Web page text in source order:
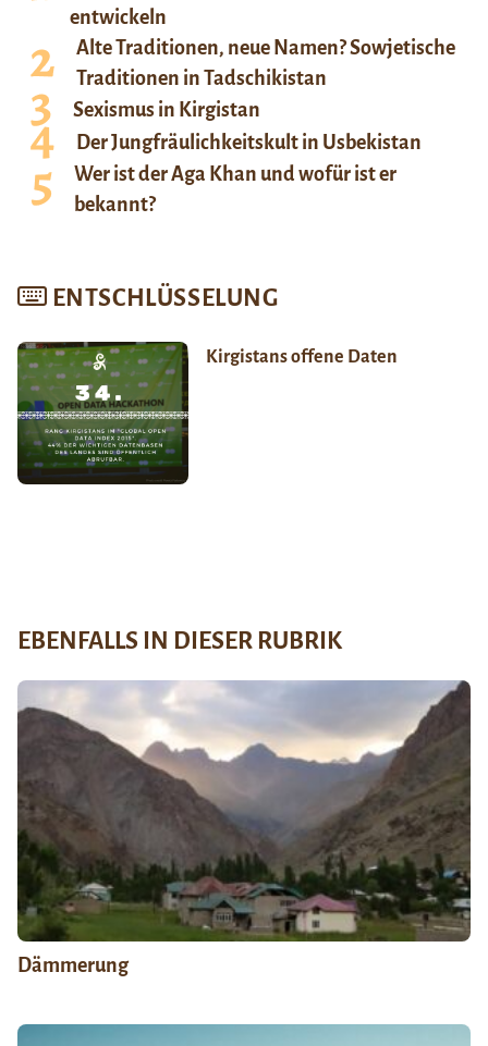
entwickeln
Alte Traditionen, neue Namen? Sowjetische
Traditionen in Tadschikistan
Sexismus in Kirgistan
Der Jungfräulichkeitskult in Usbekistan
Wer ist der Aga Khan und wofür ist er
bekannt?
ENTSCHLÜSSELUNG
Kirgistans offene Daten
EBENFALLS IN DIESER RUBRIK
Dämmerung